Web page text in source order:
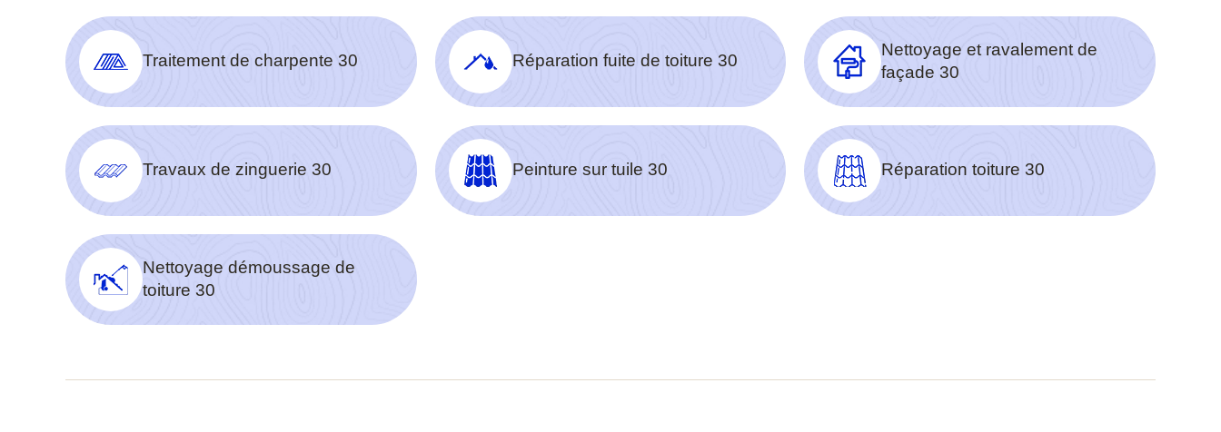
Traitement de charpente 30 Réparation fuite de toiture 30
Nettoyage et ravalement de
façade 30
Travaux de zinguerie 30 Peinture sur tuile 30 Réparation toiture 30
Nettoyage démoussage de
toiture 30